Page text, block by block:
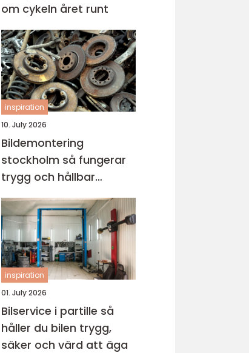
om cykeln året runt
inspiration
10. July 2026
Bildemontering
stockholm så fungerar
trygg och hållbar
bilskrotning
inspiration
01. July 2026
Bilservice i partille så
håller du bilen trygg,
säker och värd att äga